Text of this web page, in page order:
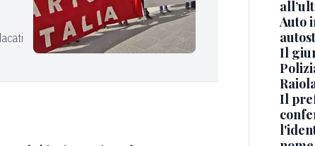
Auto
Il
Il